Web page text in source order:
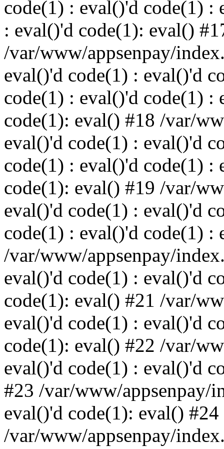
code(1) : eval()'d code(1) :
: eval()'d code(1): eval()
/var/www/appsenpay/
eval()'d code(1) : eval()'d
code(1) : eval()'d code(1) :
code(1): eval() #18 /var/
eval()'d code(1) : eval()'d
code(1) : eval()'d code(1) :
code(1): eval() #19 /var/
eval()'d code(1) : eval()'d
code(1) : eval()'d code(1) :
/var/www/appsenpay/
eval()'d code(1) : eval()'d
code(1): eval() #21 /var/
eval()'d code(1) : eval()'d
code(1): eval() #22 /var/
eval()'d code(1) : eval()'d
#23 /var/www/appsenpay/
eval()'d code(1): eval() #24
/var/www/appsenpay/